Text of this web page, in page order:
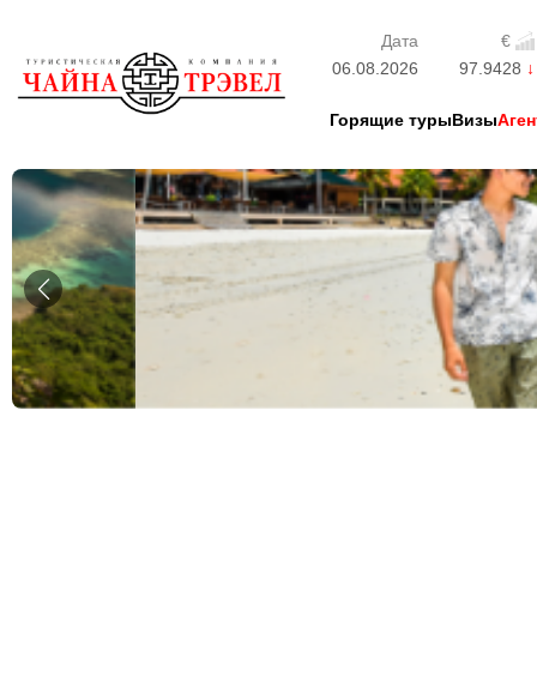
Дата
€
06.08.2026
97.9428
Горящие турыВизы